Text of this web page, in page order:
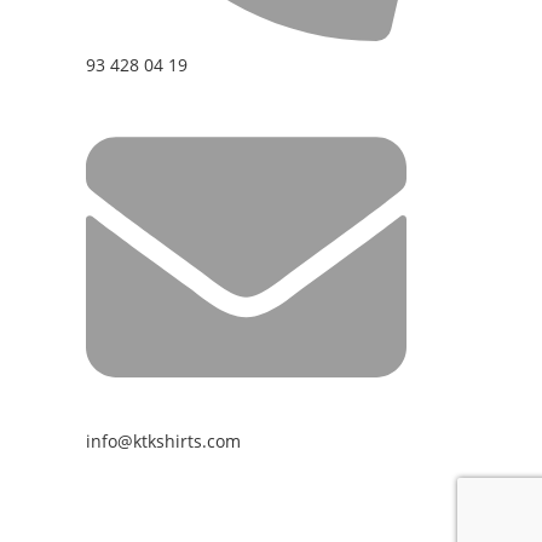
93 428 04 19
info@ktkshirts.com